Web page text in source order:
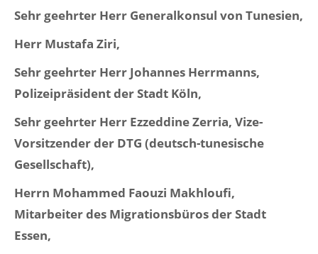
Sehr geehrter Herr Generalkonsul von Tunesien,
Herr Mustafa Ziri,
Sehr geehrter Herr Johannes Herrmanns,
Polizeipräsident der Stadt Köln,
Sehr geehrter Herr Ezzeddine Zerria, Vize-
Vorsitzender der DTG (deutsch-tunesische
Gesellschaft),
Herrn Mohammed Faouzi Makhloufi,
Mitarbeiter des Migrationsbüros der Stadt
Essen,